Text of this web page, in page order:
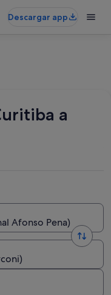
Descargar app
a
Afonso Pena)